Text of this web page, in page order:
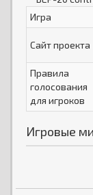
Игра
Сайт проекта
Правила
голосования
для игроков
Игровые